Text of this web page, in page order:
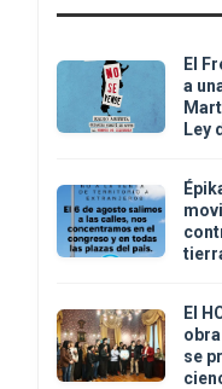
El
a
Ley
El
se